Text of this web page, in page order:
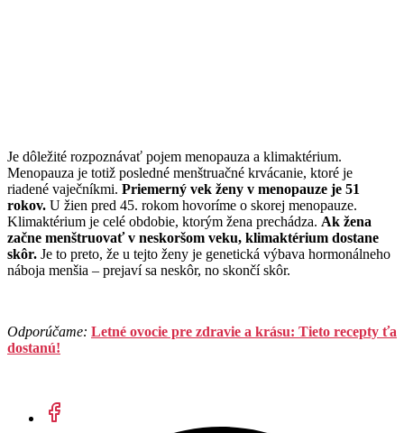
Je dôležité rozpoznávať pojem menopauza a klimaktérium.
Menopauza je totiž posledné menštruačné krvácanie, ktoré je
riadené vaječníkmi. Priemerný vek ženy v menopauze je 51
rokov. U žien pred 45. rokom hovoríme o skorej menopauze.
Klimaktérium je celé obdobie, ktorým žena prechádza. Ak žena
začne menštruovať v neskoršom veku, klimaktérium dostane
skôr. Je to preto, že u tejto ženy je genetická výbava hormonálneho
náboja menšia – prejaví sa neskôr, no skončí skôr.
Odporúčame: Letné ovocie pre zdravie a krásu: Tieto recepty ťa
dostanú!